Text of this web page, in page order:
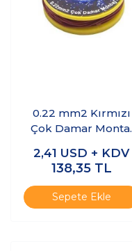
0.22 mm2 Kırmızı
Çok Damar Montaj
2,41 USD + KDV
138,35 TL
Sepete Ekle